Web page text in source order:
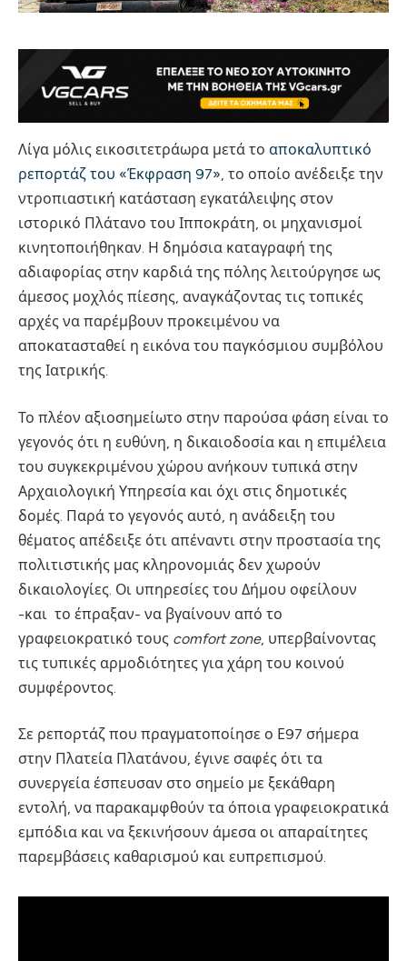
Λίγα μόλις εικοσιτετράωρα μετά το αποκαλυπτικό
ρεπορτάζ του «Έκφραση 97», το οποίο ανέδειξε την
ντροπιαστική κατάσταση εγκατάλειψης στον
ιστορικό Πλάτανο του Ιπποκράτη, οι μηχανισμοί
κινητοποιήθηκαν. Η δημόσια καταγραφή της
αδιαφορίας στην καρδιά της πόλης λειτούργησε ως
άμεσος μοχλός πίεσης, αναγκάζοντας τις τοπικές
αρχές να παρέμβουν προκειμένου να
αποκατασταθεί η εικόνα του παγκόσμιου συμβόλου
της Ιατρικής.
Το πλέον αξιοσημείωτο στην παρούσα φάση είναι το
γεγονός ότι η ευθύνη, η δικαιοδοσία και η επιμέλεια
του συγκεκριμένου χώρου ανήκουν τυπικά στην
Αρχαιολογική Υπηρεσία και όχι στις δημοτικές
δομές. Παρά το γεγονός αυτό, η ανάδειξη του
θέματος απέδειξε ότι απέναντι στην προστασία της
πολιτιστικής μας κληρονομιάς δεν χωρούν
δικαιολογίες. Οι υπηρεσίες του Δήμου οφείλουν
-και το έπραξαν- να βγαίνουν από το
γραφειοκρατικό τους comfort zone, υπερβαίνοντας
τις τυπικές αρμοδιότητες για χάρη του κοινού
συμφέροντος.
Σε ρεπορτάζ που πραγματοποίησε ο Ε97 σήμερα
στην Πλατεία Πλατάνου, έγινε σαφές ότι τα
συνεργεία έσπευσαν στο σημείο με ξεκάθαρη
εντολή, να παρακαμφθούν τα όποια γραφειοκρατικά
εμπόδια και να ξεκινήσουν άμεσα οι απαραίτητες
παρεμβάσεις καθαρισμού και ευπρεπισμού.